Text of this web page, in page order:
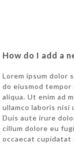
How do I add a
Lorem ipsum dolor
do eiusmod
aliqua. Ut enim ad
ullamco laboris nisi
Duis aute irure
cillum dolore eu
occaecat cupidatat